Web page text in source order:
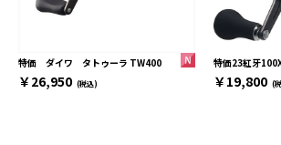
特価 ダイワ タトゥーラ TW400
￥26,950 (税込)
特価23紅牙
￥19,800 (